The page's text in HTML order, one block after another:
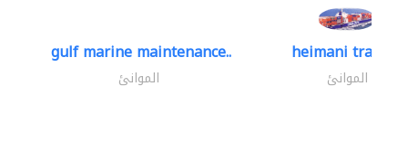
gulf marine maintenance..
الموانئ
heimani trading
الموانئ